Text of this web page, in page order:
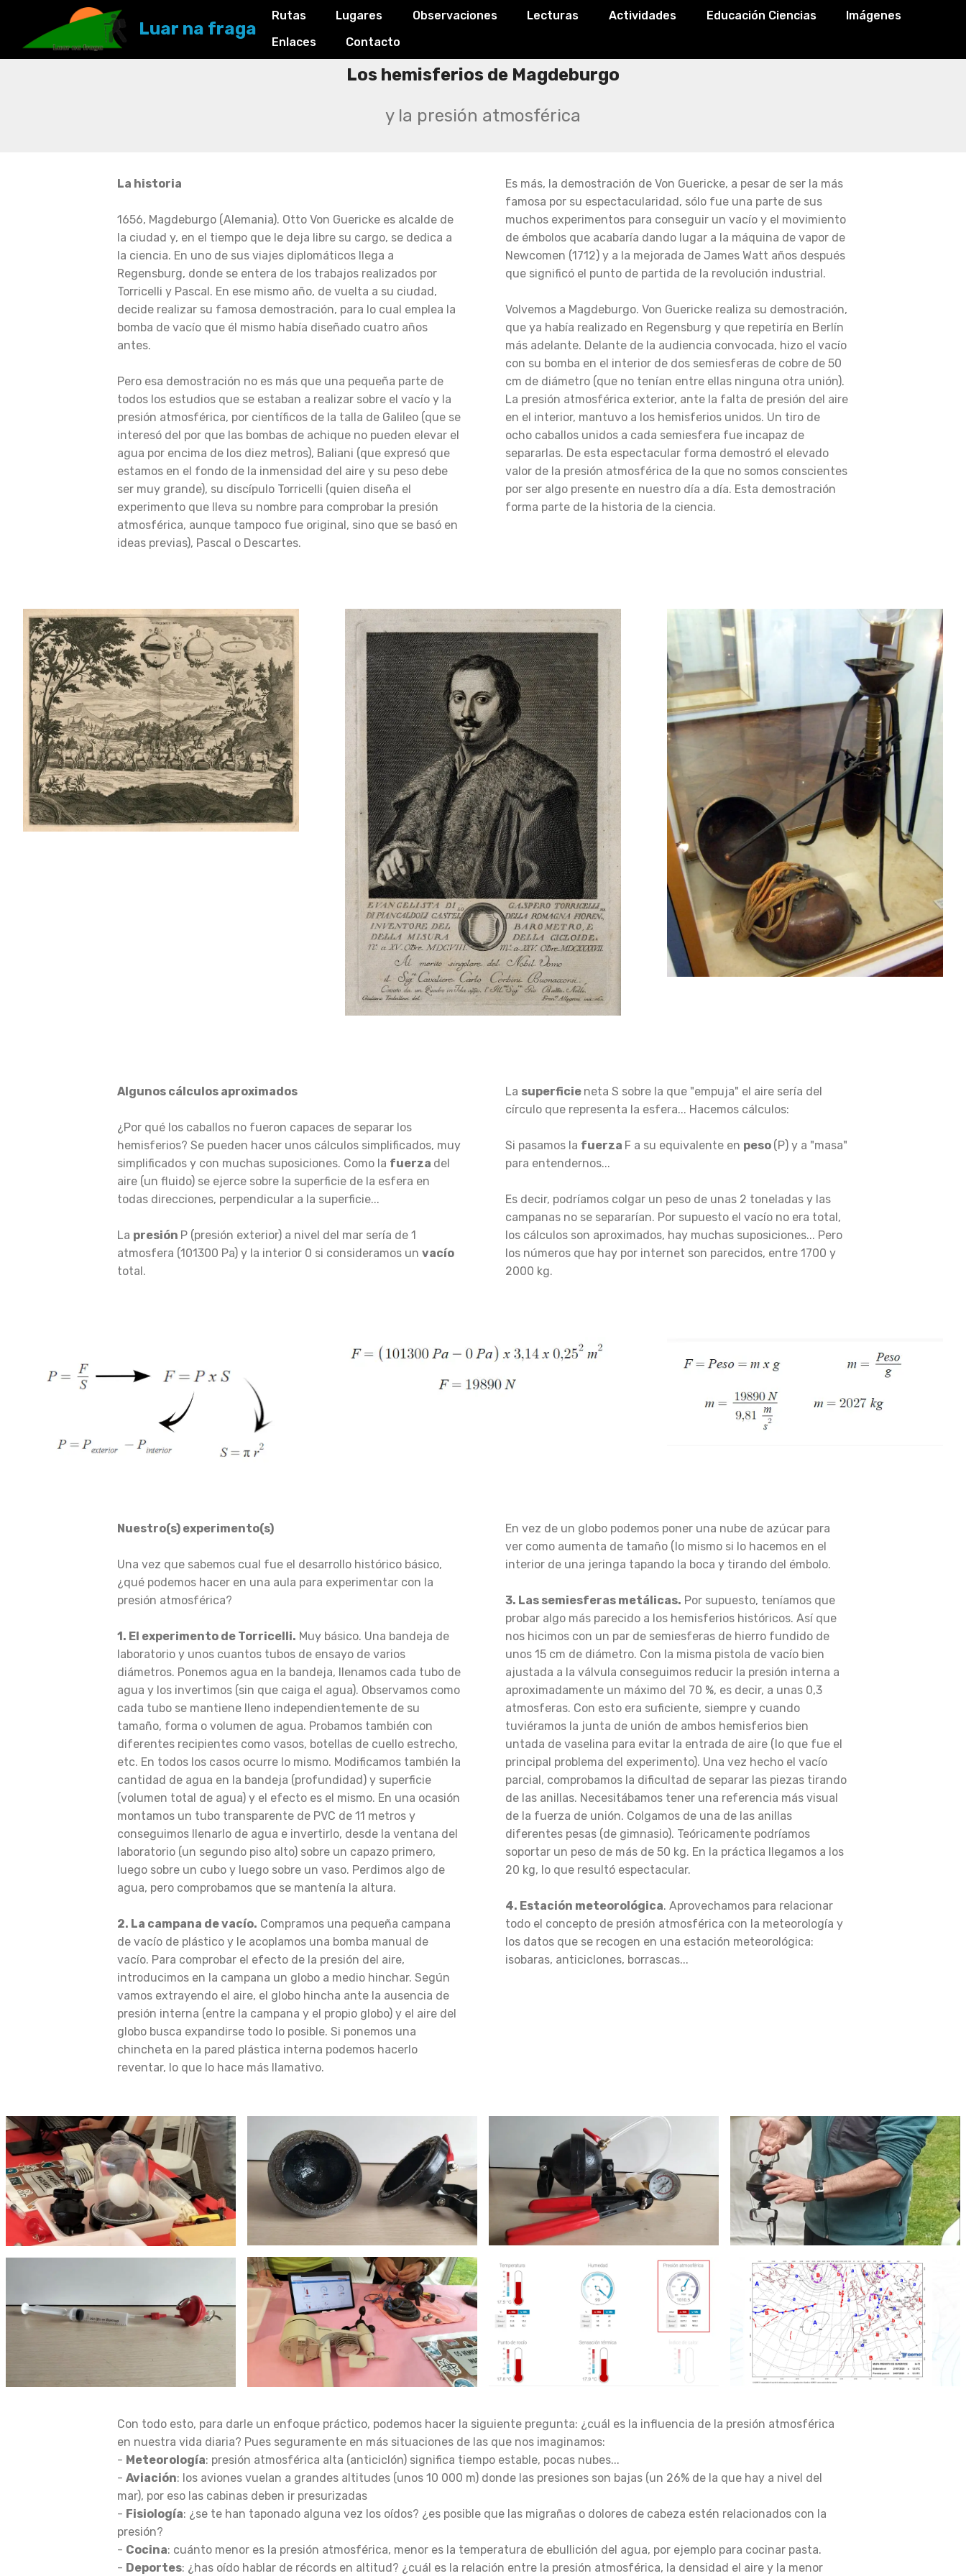
Luar na fraga
Rutas Lugares Observaciones Lecturas Actividades Educación Ciencias
Imágenes
Enlaces
Contacto
Los hemisferios de Magdeburgo
y la presión atmosférica
La historia
1656, Magdeburgo (Alemania). Otto Von Guericke es alcalde de
la ciudad y, en el tiempo que le deja libre su cargo, se dedica a
la ciencia. En uno de sus viajes diplomáticos llega a
Regensburg, donde se entera de los trabajos realizados por
Torricelli y Pascal. En ese mismo año, de vuelta a su ciudad,
decide realizar su famosa demostración, para lo cual emplea la
bomba de vacío que él mismo había diseñado cuatro años
antes.
Pero esa demostración no es más que una pequeña parte de
todos los estudios que se estaban a realizar sobre el vacío y la
presión atmosférica, por científicos de la talla de Galileo (que se
interesó del por que las bombas de achique no pueden elevar el
agua por encima de los diez metros), Baliani (que expresó que
estamos en el fondo de la inmensidad del aire y su peso debe
ser muy grande), su discípulo Torricelli (quien diseña el
experimento que lleva su nombre para comprobar la presión
atmosférica, aunque tampoco fue original, sino que se basó en
ideas previas), Pascal o Descartes.
Es más, la demostración de Von Guericke, a pesar de ser la más
famosa por su espectacularidad, sólo fue una parte de sus
muchos experimentos para conseguir un vacío y el movimiento
de émbolos que acabaría dando lugar a la máquina de vapor de
Newcomen (1712) y a la mejorada de James Watt años después
que significó el punto de partida de la revolución industrial.
Volvemos a Magdeburgo. Von Guericke realiza su demostración,
que ya había realizado en Regensburg y que repetiría en Berlín
más adelante. Delante de la audiencia convocada, hizo el vacío
con su bomba en el interior de dos semiesferas de cobre de 50
cm de diámetro (que no tenían entre ellas ninguna otra unión).
La presión atmosférica exterior, ante la falta de presión del aire
en el interior, mantuvo a los hemisferios unidos. Un tiro de
ocho caballos unidos a cada semiesfera fue incapaz de
separarlas. De esta espectacular forma demostró el elevado
valor de la presión atmosférica de la que no somos conscientes
por ser algo presente en nuestro día a día. Esta demostración
forma parte de la historia de la ciencia.
Algunos cálculos aproximados
¿Por qué los caballos no fueron capaces de separar los
hemisferios? Se pueden hacer unos cálculos simplificados, muy
simplificados y con muchas suposiciones. Como la fuerza del
aire (un fluido) se ejerce sobre la superficie de la esfera en
todas direcciones, perpendicular a la superficie...
La presión P (presión exterior) a nivel del mar sería de 1
atmosfera (101300 Pa) y la interior 0 si consideramos un vacío
total.
La superficie neta S sobre la que "empuja" el aire sería del
círculo que representa la esfera... Hacemos cálculos:
Si pasamos la fuerza F a su equivalente en peso (P) y a "masa"
para entendernos...
Es decir, podríamos colgar un peso de unas 2 toneladas y las
campanas no se separarían. Por supuesto el vacío no era total,
los cálculos son aproximados, hay muchas suposiciones... Pero
los números que hay por internet son parecidos, entre 1700 y
2000 kg.
Nuestro(s) experimento(s)
Una vez que sabemos cual fue el desarrollo histórico básico,
¿qué podemos hacer en una aula para experimentar con la
presión atmosférica?
1. El experimento de Torricelli. Muy básico. Una bandeja de
laboratorio y unos cuantos tubos de ensayo de varios
diámetros. Ponemos agua en la bandeja, llenamos cada tubo de
agua y los invertimos (sin que caiga el agua). Observamos como
cada tubo se mantiene lleno independientemente de su
tamaño, forma o volumen de agua. Probamos también con
diferentes recipientes como vasos, botellas de cuello estrecho,
etc. En todos los casos ocurre lo mismo. Modificamos también la
cantidad de agua en la bandeja (profundidad) y superficie
(volumen total de agua) y el efecto es el mismo. En una ocasión
montamos un tubo transparente de PVC de 11 metros y
conseguimos llenarlo de agua e invertirlo, desde la ventana del
laboratorio (un segundo piso alto) sobre un capazo primero,
luego sobre un cubo y luego sobre un vaso. Perdimos algo de
agua, pero comprobamos que se mantenía la altura.
2. La campana de vacío. Compramos una pequeña campana
de vacío de plástico y le acoplamos una bomba manual de
vacío. Para comprobar el efecto de la presión del aire,
introducimos en la campana un globo a medio hinchar. Según
vamos extrayendo el aire, el globo hincha ante la ausencia de
presión interna (entre la campana y el propio globo) y el aire del
globo busca expandirse todo lo posible. Si ponemos una
chincheta en la pared plástica interna podemos hacerlo
reventar, lo que lo hace más llamativo.
En vez de un globo podemos poner una nube de azúcar para
ver como aumenta de tamaño (lo mismo si lo hacemos en el
interior de una jeringa tapando la boca y tirando del émbolo.
3. Las semiesferas metálicas. Por supuesto, teníamos que
probar algo más parecido a los hemisferios históricos. Así que
nos hicimos con un par de semiesferas de hierro fundido de
unos 15 cm de diámetro. Con la misma pistola de vacío bien
ajustada a la válvula conseguimos reducir la presión interna a
aproximadamente un máximo del 70 %, es decir, a unas 0,3
atmosferas. Con esto era suficiente, siempre y cuando
tuviéramos la junta de unión de ambos hemisferios bien
untada de vaselina para evitar la entrada de aire (lo que fue el
principal problema del experimento). Una vez hecho el vacío
parcial, comprobamos la dificultad de separar las piezas tirando
de las anillas. Necesitábamos tener una referencia más visual
de la fuerza de unión. Colgamos de una de las anillas
diferentes pesas (de gimnasio). Teóricamente podríamos
soportar un peso de más de 50 kg. En la práctica llegamos a los
20 kg, lo que resultó espectacular.
4. Estación meteorológica. Aprovechamos para relacionar
todo el concepto de presión atmosférica con la meteorología y
los datos que se recogen en una estación meteorológica:
isobaras, anticiclones, borrascas...
Con todo esto, para darle un enfoque práctico, podemos hacer la siguiente pregunta: ¿cuál es la influencia de la presión atmosférica
en nuestra vida diaria? Pues seguramente en más situaciones de las que nos imaginamos:
- Meteorología: presión atmosférica alta (anticiclón) significa tiempo estable, pocas nubes...
- Aviación: los aviones vuelan a grandes altitudes (unos 10 000 m) donde las presiones son bajas (un 26% de la que hay a nivel del
mar), por eso las cabinas deben ir presurizadas
- Fisiología: ¿se te han taponado alguna vez los oídos? ¿es posible que las migrañas o dolores de cabeza estén relacionados con la
presión?
- Cocina: cuánto menor es la presión atmosférica, menor es la temperatura de ebullición del agua, por ejemplo para cocinar pasta.
- Deportes: ¿has oído hablar de récords en altitud? ¿cuál es la relación entre la presión atmosférica, la densidad el aire y la menor